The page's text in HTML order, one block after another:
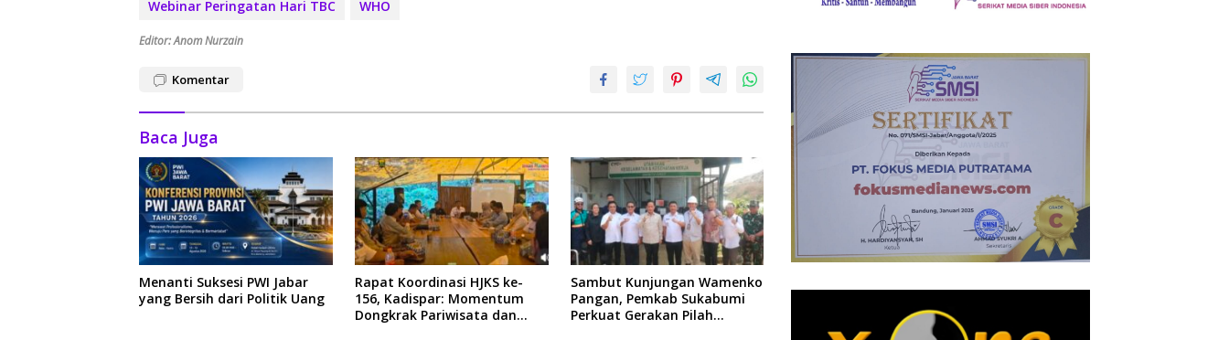
Webinar Peringatan Hari TBC
WHO
Editor: Anom Nurzain
Komentar
Baca Juga
Menanti Suksesi PWI Jabar
yang Bersih dari Politik Uang
Rapat Koordinasi HJKS ke-
156, Kadispar: Momentum
Dongkrak Pariwisata dan
Sambut Kunjungan Wamenko
Pangan, Pemkab Sukabumi
Perkuat Gerakan Pilah